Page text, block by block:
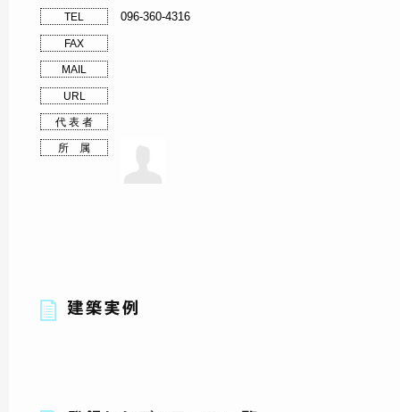
TEL 096-360-4316
FAX
MAIL
URL
代 表 者
所 属